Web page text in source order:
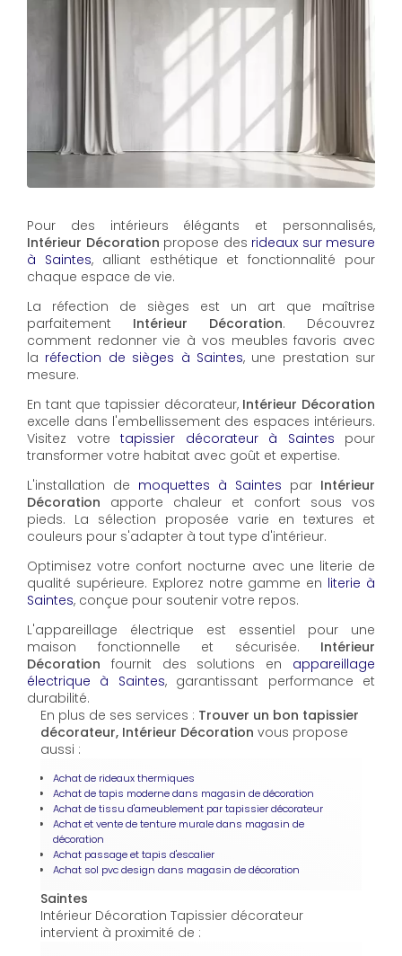
Pour des intérieurs élégants et personnalisés,
Intérieur Décoration propose des rideaux sur mesure
à Saintes, alliant esthétique et fonctionnalité pour
chaque espace de vie.
La réfection de sièges est un art que maîtrise
parfaitement Intérieur Décoration. Découvrez
comment redonner vie à vos meubles favoris avec
la réfection de sièges à Saintes, une prestation sur
mesure.
En tant que tapissier décorateur, Intérieur Décoration
excelle dans l'embellissement des espaces intérieurs.
Visitez votre tapissier décorateur à Saintes pour
transformer votre habitat avec goût et expertise.
L'installation de moquettes à Saintes par Intérieur
Décoration apporte chaleur et confort sous vos
pieds. La sélection proposée varie en textures et
couleurs pour s'adapter à tout type d'intérieur.
Optimisez votre confort nocturne avec une literie de
qualité supérieure. Explorez notre gamme en literie à
Saintes, conçue pour soutenir votre repos.
L'appareillage électrique est essentiel pour une
maison fonctionnelle et sécurisée. Intérieur
Décoration fournit des solutions en appareillage
électrique à Saintes, garantissant performance et
durabilité.
En plus de ses services : Trouver un bon tapissier
décorateur, Intérieur Décoration vous propose
aussi :
Achat de rideaux thermiques
Achat de tapis moderne dans magasin de décoration
Achat de tissu d'ameublement par tapissier décorateur
Achat et vente de tenture murale dans magasin de
décoration
Achat passage et tapis d'escalier
Achat sol pvc design dans magasin de décoration
Saintes
Intérieur Décoration Tapissier décorateur
intervient à proximité de :